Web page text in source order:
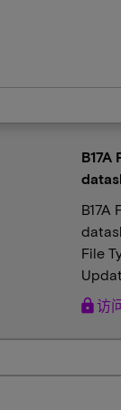
B17A
File
lock访